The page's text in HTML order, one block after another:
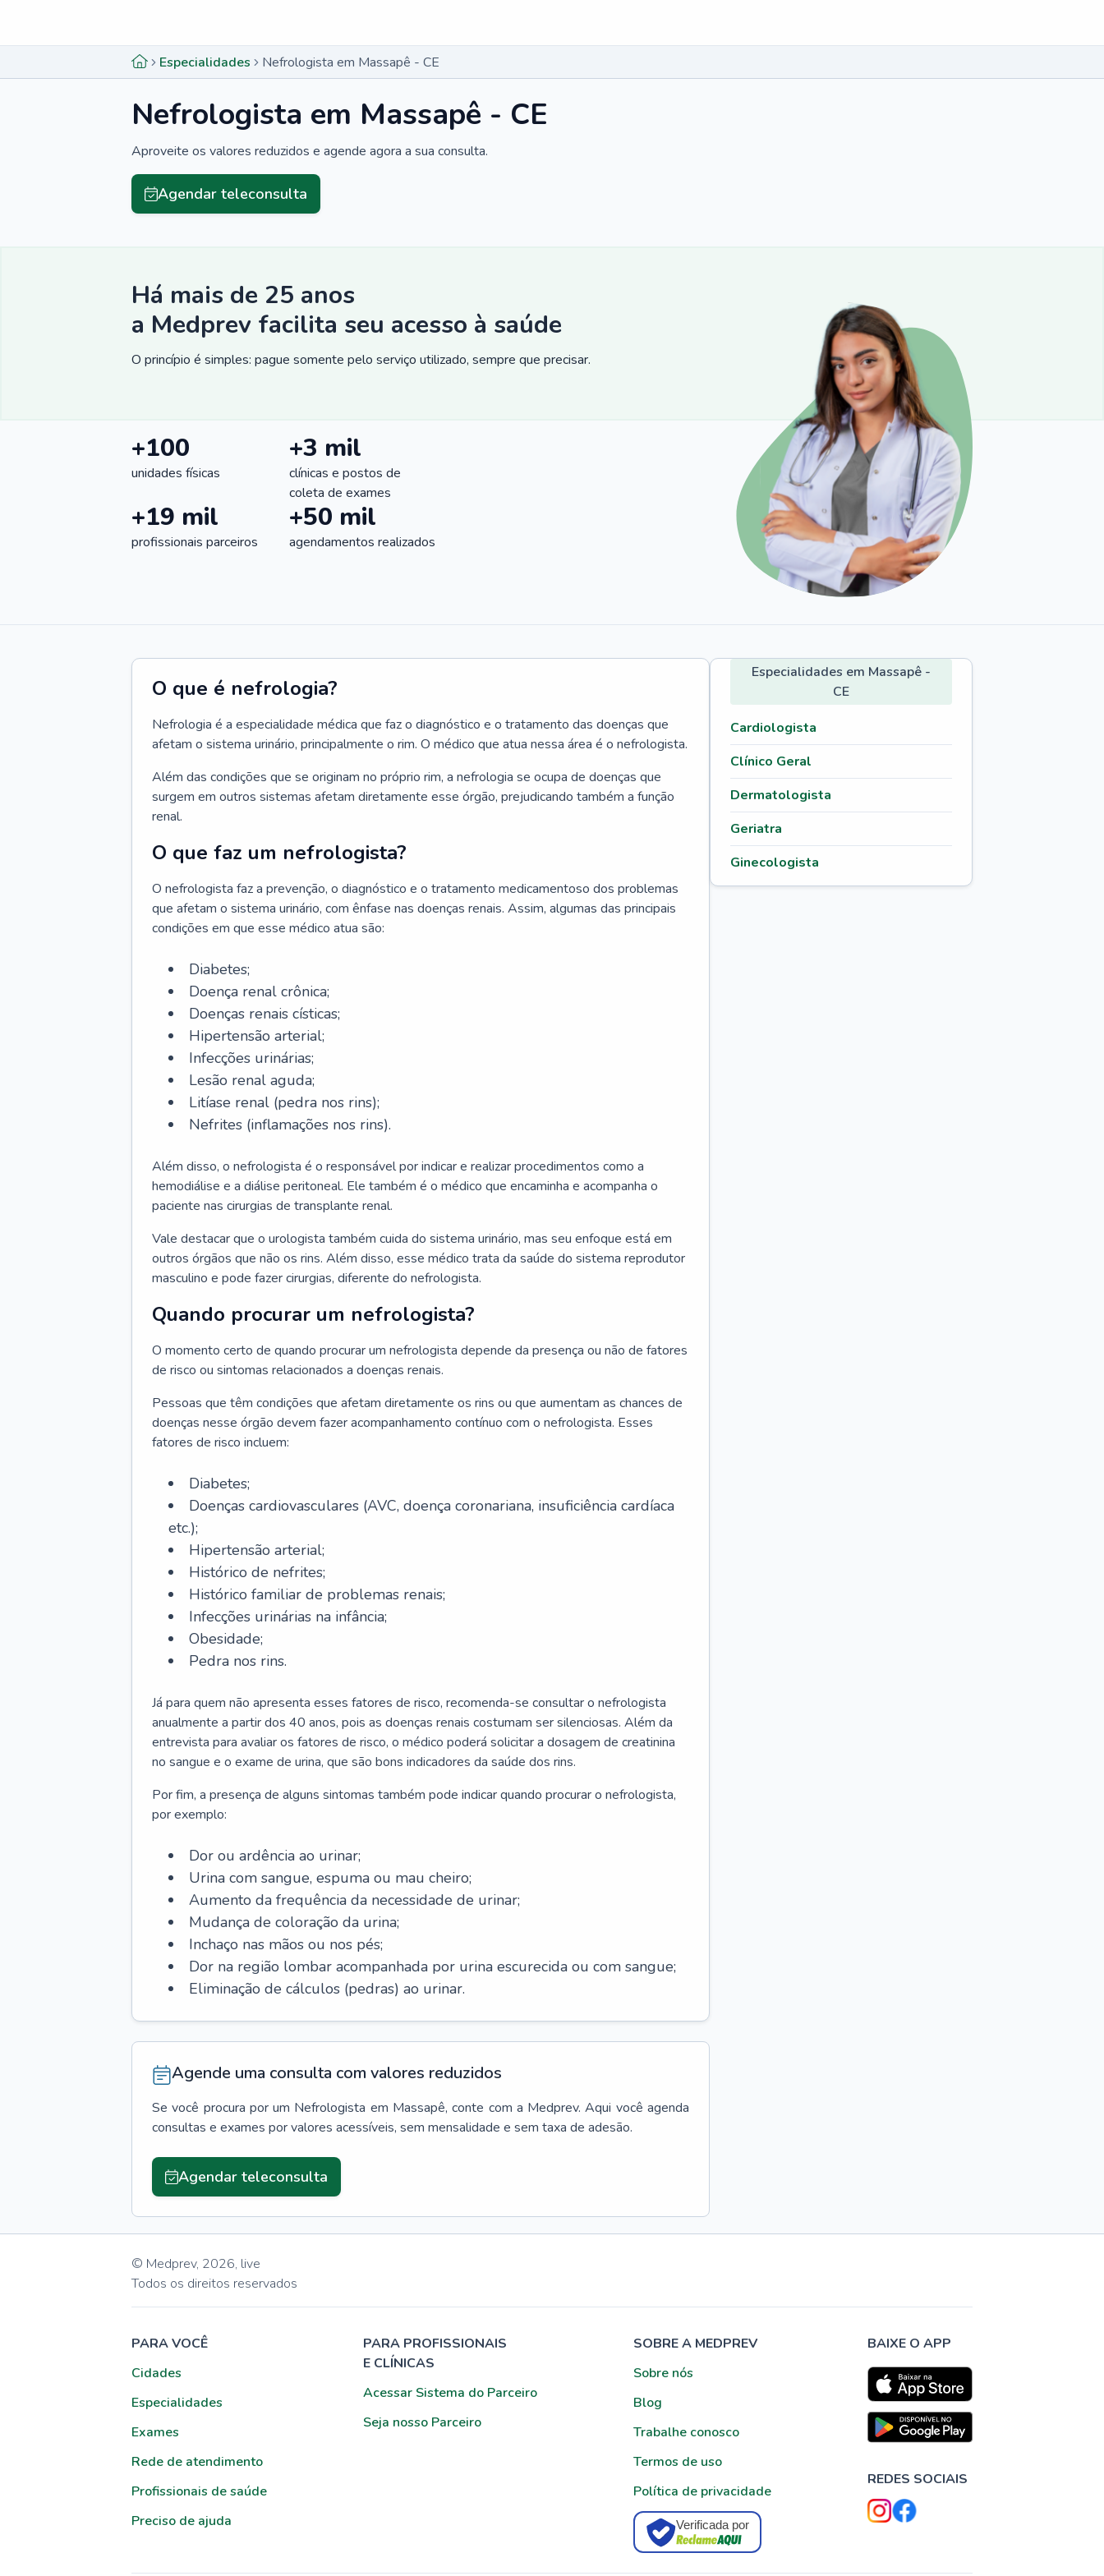
Especialidades Nefrologista em Massapê - CE
Nefrologista em Massapê - CE
Aproveite os valores reduzidos e agende agora a sua consulta.
Agendar teleconsulta
Há mais de 25 anos
a Medprev facilita seu acesso à saúde
O princípio é simples: pague somente pelo serviço utilizado, sempre que precisar.
+100
unidades físicas
+3 mil
clínicas e postos de
coleta de exames
+19 mil
profissionais parceiros
+50 mil
agendamentos realizados
O que é nefrologia?
Nefrologia é a especialidade médica que faz o diagnóstico e o tratamento das doenças que
afetam o sistema urinário, principalmente o rim. O médico que atua nessa área é o nefrologista.
Além das condições que se originam no próprio rim, a nefrologia se ocupa de doenças que
surgem em outros sistemas afetam diretamente esse órgão, prejudicando também a função
renal.
O que faz um nefrologista?
O nefrologista faz a prevenção, o diagnóstico e o tratamento medicamentoso dos problemas
que afetam o sistema urinário, com ênfase nas doenças renais. Assim, algumas das principais
condições em que esse médico atua são:
Diabetes;
Doença renal crônica;
Doenças renais císticas;
Hipertensão arterial;
Infecções urinárias;
Lesão renal aguda;
Litíase renal (pedra nos rins);
Nefrites (inflamações nos rins).
Além disso, o nefrologista é o responsável por indicar e realizar procedimentos como a
hemodiálise e a diálise peritoneal. Ele também é o médico que encaminha e acompanha o
paciente nas cirurgias de transplante renal.
Vale destacar que o urologista também cuida do sistema urinário, mas seu enfoque está em
outros órgãos que não os rins. Além disso, esse médico trata da saúde do sistema reprodutor
masculino e pode fazer cirurgias, diferente do nefrologista.
Quando procurar um nefrologista?
O momento certo de quando procurar um nefrologista depende da presença ou não de fatores
de risco ou sintomas relacionados a doenças renais.
Pessoas que têm condições que afetam diretamente os rins ou que aumentam as chances de
doenças nesse órgão devem fazer acompanhamento contínuo com o nefrologista. Esses
fatores de risco incluem:
Diabetes;
Doenças cardiovasculares (AVC, doença coronariana, insuficiência cardíaca
etc.);
Hipertensão arterial;
Histórico de nefrites;
Histórico familiar de problemas renais;
Infecções urinárias na infância;
Obesidade;
Pedra nos rins.
Já para quem não apresenta esses fatores de risco, recomenda-se consultar o nefrologista
anualmente a partir dos 40 anos, pois as doenças renais costumam ser silenciosas. Além da
entrevista para avaliar os fatores de risco, o médico poderá solicitar a dosagem de creatinina
no sangue e o exame de urina, que são bons indicadores da saúde dos rins.
Por fim, a presença de alguns sintomas também pode indicar quando procurar o nefrologista,
por exemplo:
Dor ou ardência ao urinar;
Urina com sangue, espuma ou mau cheiro;
Aumento da frequência da necessidade de urinar;
Mudança de coloração da urina;
Inchaço nas mãos ou nos pés;
Dor na região lombar acompanhada por urina escurecida ou com sangue;
Eliminação de cálculos (pedras) ao urinar.
Agende uma consulta com valores reduzidos
Se você procura por um Nefrologista em Massapê, conte com a Medprev. Aqui você agenda
consultas e exames por valores acessíveis, sem mensalidade e sem taxa de adesão.
Agendar teleconsulta
Especialidades em Massapê -
CE
Cardiologista
Clínico Geral
Dermatologista
Geriatra
Ginecologista
© Medprev, 2026, live
Todos os direitos reservados
PARA VOCÊ
Cidades
Especialidades
Exames
Rede de atendimento
Profissionais de saúde
Preciso de ajuda
PARA PROFISSIONAIS
E CLÍNICAS
Acessar Sistema do Parceiro
Seja nosso Parceiro
SOBRE A MEDPREV
Sobre nós
Blog
Trabalhe conosco
Termos de uso
Política de privacidade
Verificada por
BAIXE O APP
REDES SOCIAIS